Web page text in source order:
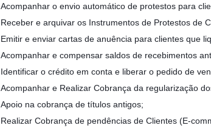
Acompanhar o envio automático de protestos para
Receber e arquivar os Instrumentos de Protestos de
Emitir e enviar cartas de anuência para clientes que
Acompanhar e compensar saldos de recebimentos
Identificar o crédito em conta e liberar o pedido de
Acompanhar e Realizar Cobrança da regularização
Apoio na cobrança de títulos antigos;
Realizar Cobrança de pendências de Clientes (E-